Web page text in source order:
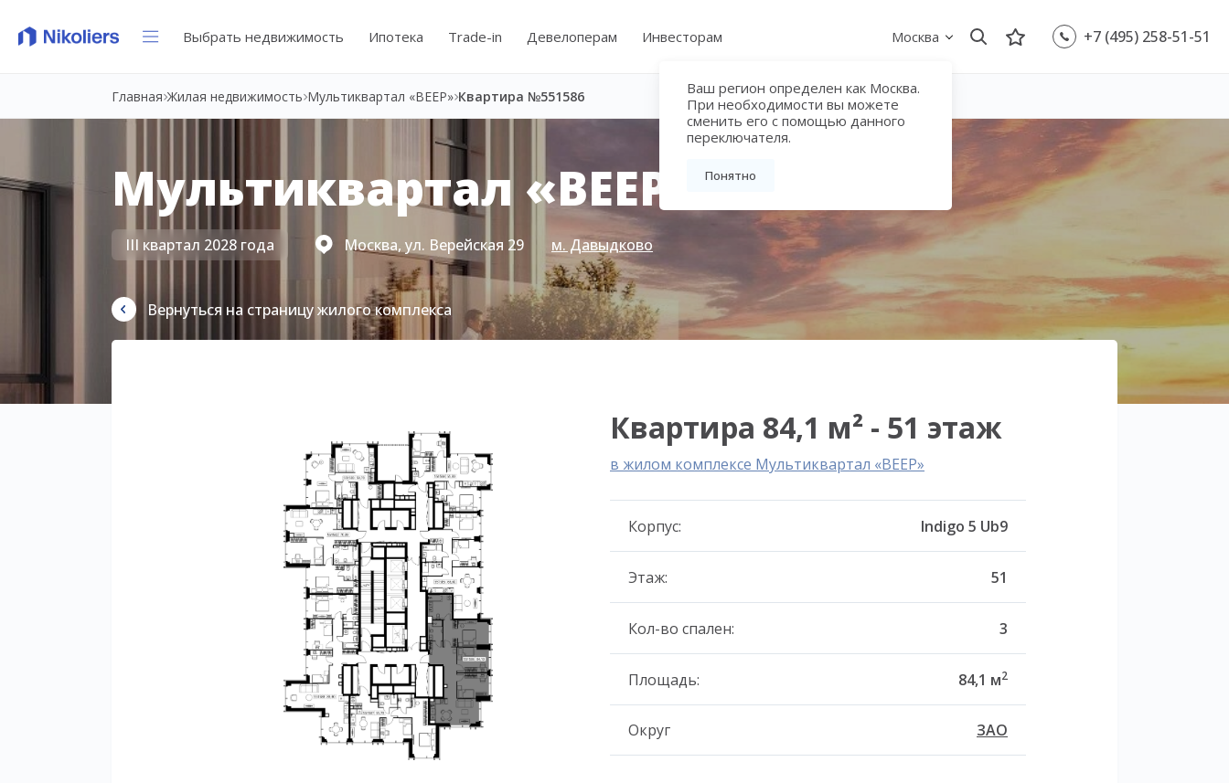
Выбрать недвижимость Ипотека Trade-in Девелоперам Инвесторам Москва
Ваш регион определен как Москва.
При необходимости вы можете
сменить его с помощью данного
переключателя.
Понятно
+7 (495) 258-51-51
Главная Жилая недвижимость Мультиквартал «ВЕЕР» Квартира №551586
Мультиквартал «ВЕЕР»
III квартал 2028 года Москва, ул. Верейская 29 м. Давыдково
Вернуться на страницу жилого комплекса
Квартира 84,1 м² - 51 этаж
в жилом комплексе Мультиквартал «ВЕЕР»
Корпус: Indigo 5 Ub9
Этаж: 51
Кол-во спален: 3
Площадь: 84,1 м2
Округ ЗАО